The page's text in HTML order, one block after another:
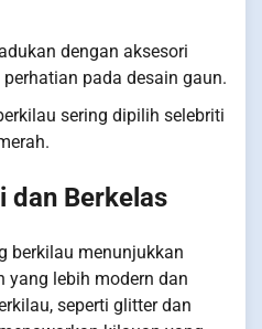
dengan aksesori
pada desain gaun.
sering dipilih selebriti
dan Berkelas
berkilau menunjukkan
yang lebih modern dan
seperti glitter dan